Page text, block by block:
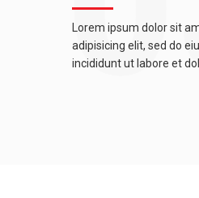
Lorem ipsum dolor sit
adipisicing elit, sed do
incididunt ut labore et